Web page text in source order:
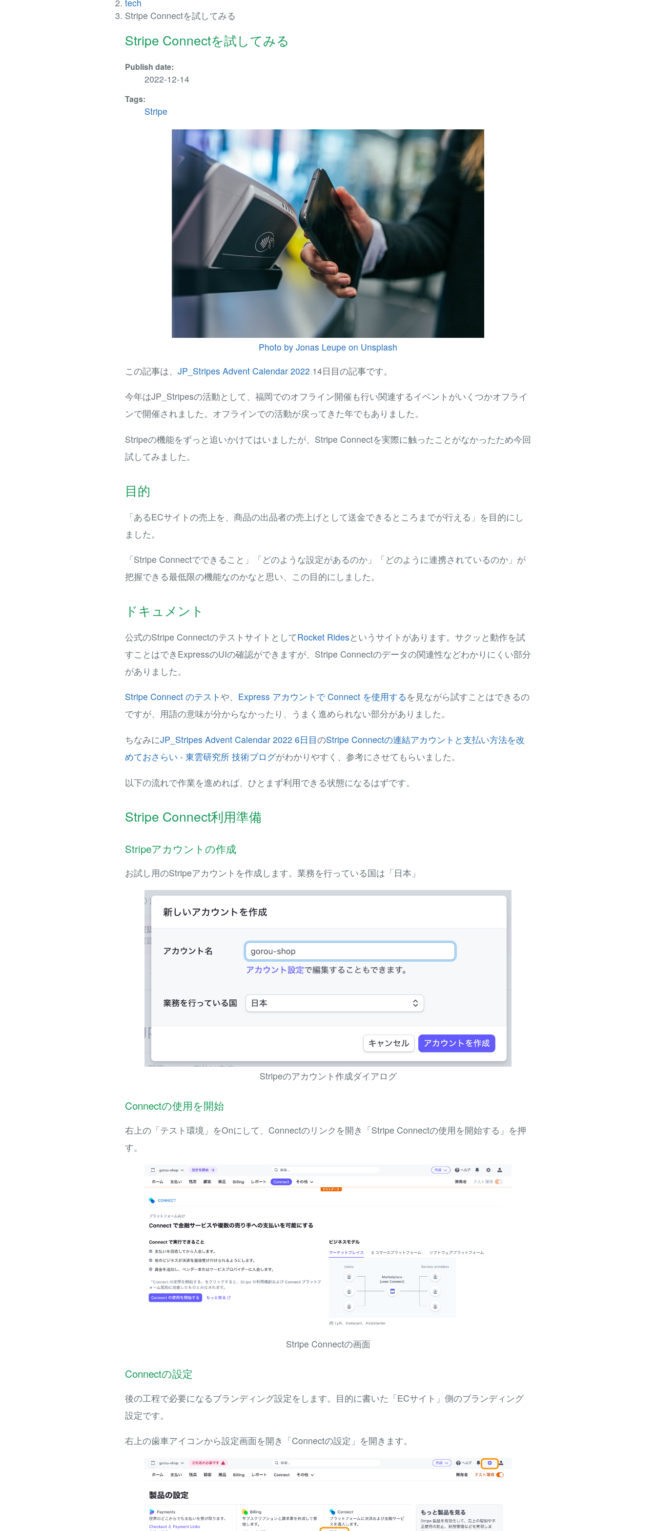
tech
Stripe Connectを試してみる
Stripe Connectを試してみる
Publish date:
2022-12-14
Tags:
Stripe
Photo by Jonas Leupe on Unsplash
この記事は、 JP_Stripes Advent Calendar 2022 14日目の記事です。
今年はJP_Stripesの活動として、福岡でのオフライン開催も行い関連するイベントがいくつかオフライ
ンで開催されました。オフラインでの活動が戻ってきた年でもありました。
Stripeの機能をずっと追いかけてはいましたが、Stripe Connectを実際に触ったことがなかったため今回
試してみました。
目的
「あるECサイトの売上を、商品の出品者の売上げとして送金できるところまでが行える」を目的にし
ました。
「Stripe Connectでできること」「どのような設定があるのか」「どのように連携されているのか」が
把握できる最低限の機能なのかなと思い、この目的にしました。
ドキュメント
公式のStripe ConnectのテストサイトとしてRocket Ridesというサイトがあります。サクッと動作を試
すことはできExpressのUIの確認ができますが、Stripe Connectのデータの関連性などわかりにくい部分
がありました。
Stripe Connect のテストや、 Express アカウントで Connect を使用するを見ながら試すことはできるの
ですが、用語の意味が分からなかったり、うまく進められない部分がありました。
ちなみにJP_Stripes Advent Calendar 2022 6日目のStripe Connectの連結アカウントと支払い方法を改
めておさらい - 東雲研究所 技術ブログがわかりやすく、参考にさせてもらいました。
以下の流れで作業を進めれば、ひとまず利用できる状態になるはずです。
Stripe Connect利用準備
Stripeアカウントの作成
お試し用のStripeアカウントを作成します。業務を行っている国は「日本」
Stripeのアカウント作成ダイアログ
Connectの使用を開始
右上の「テスト環境」をOnにして、Connectのリンクを開き「Stripe Connectの使用を開始する」を押
す。
Stripe Connectの画面
Connectの設定
後の工程で必要になるブランディング設定をします。目的に書いた「ECサイト」側のブランディング
設定です。
右上の歯車アイコンから設定画面を開き「Connectの設定」を開きます。